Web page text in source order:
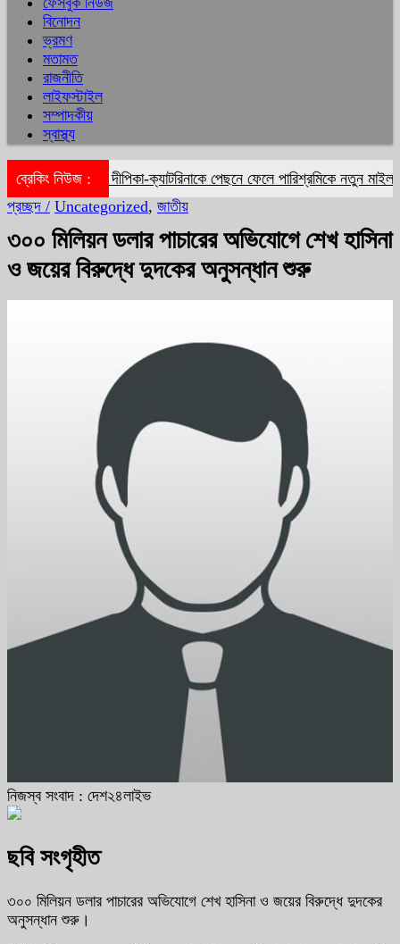
বিনোদন
ভ্রমণ
মতামত
রাজনীতি
লাইফস্টাইল
সম্পাদকীয়
স্বাস্থ্য
ব্রেকিং নিউজ :দীপিকা-ক্যাটরিনাকে পেছনে ফেলে পারিশ্রমিকে নতুন
প্রচ্ছদ / Uncategorized, জাতীয়
৩০০ মিলিয়ন ডলার পাচারের অভিযোগে শেখ হাসিনা
ও জয়ের বিরুদ্ধে দুদকের অনুসন্ধান শুরু
নিজস্ব সংবাদ : দেশ২৪লাইভ
ছবি সংগৃহীত
৩০০ মিলিয়ন ডলার পাচারের অভিযোগে শেখ হাসিনা ও জয়ের বিরুদ্ধে দুদকের
অনুসন্ধান শুরু।